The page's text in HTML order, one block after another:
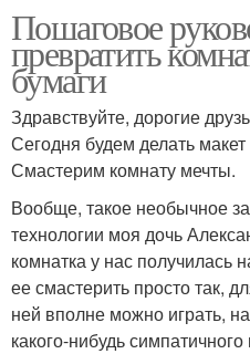
Пошаговое
превратить
бумаги
Здравствуйте, дорогие
Сегодня будем делать
Смастерим комнату мечты.
Вообще, такое необычное
технологии моя дочь
комнатка у нас получилась
ее смастерить просто так,
ней вполне можно играть,
какого-нибудь симпатичного